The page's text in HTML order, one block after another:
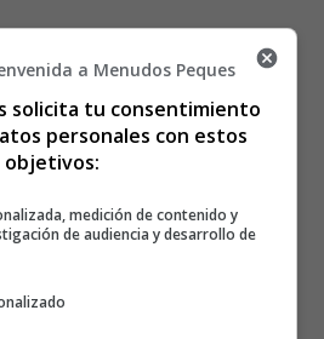
a Menudos Peques
solicita tu consentimiento
personales con estos
objetivos:
medición de contenido y
de audiencia y desarrollo de